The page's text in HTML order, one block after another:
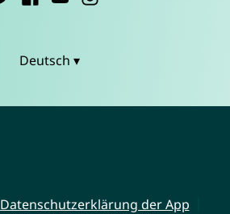
Deutsch ▾
Datenschutzerklärung der App